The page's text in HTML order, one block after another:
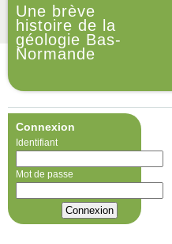
Une brève
histoire de la
géologie Bas-
Normande
Connexion
Identifiant
Mot de passe